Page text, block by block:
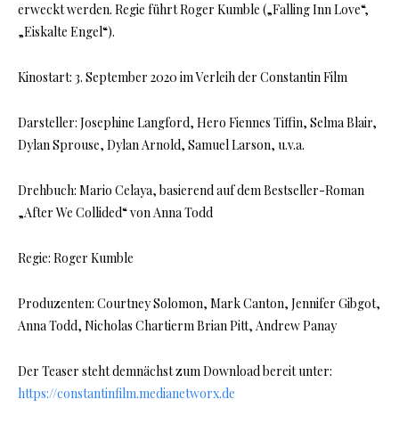
erweckt werden. Regie führt Roger Kumble („Falling Inn Love“,
„Eiskalte Engel“).
Kinostart: 3. September 2020 im Verleih der Constantin Film
Darsteller: Josephine Langford, Hero Fiennes Tiffin, Selma Blair,
Dylan Sprouse, Dylan Arnold, Samuel Larson, u.v.a.
Drehbuch: Mario Celaya, basierend auf dem Bestseller-Roman
„After We Collided“ von Anna Todd
Regie: Roger Kumble
Produzenten: Courtney Solomon, Mark Canton, Jennifer Gibgot,
Anna Todd, Nicholas Chartierm Brian Pitt, Andrew Panay
Der Teaser steht demnächst zum Download bereit unter:
https://constantinfilm.medianetworx.de